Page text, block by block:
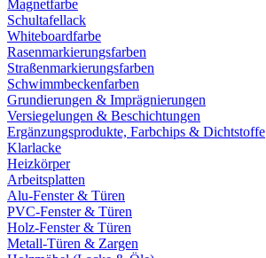
Magnetfarbe
Schultafellack
Whiteboardfarbe
Rasenmarkierungsfarben
Straßenmarkierungsfarben
Schwimmbeckenfarben
Grundierungen & Imprägnierungen
Versiegelungen & Beschichtungen
Ergänzungsprodukte, Farbchips & Dichtstoffe
Klarlacke
Heizkörper
Arbeitsplatten
Alu-Fenster & Türen
PVC-Fenster & Türen
Holz-Fenster & Türen
Metall-Türen & Zargen